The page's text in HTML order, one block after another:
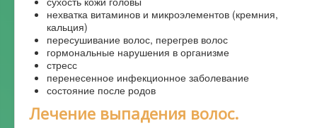
нехватка витаминов и микроэлементов (кремния,
кальция)
пересушивание волос, перегрев волос
гормональные нарушения в организме
стресс
перенесенное инфекционное заболевание
состояние после родов
Лечение выпадения волос.